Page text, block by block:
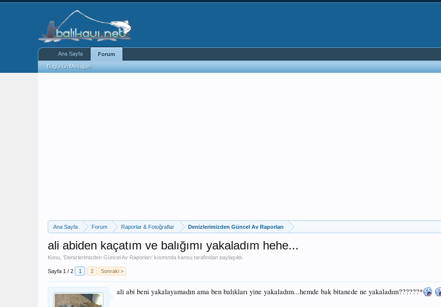
Ana Sayfa Forum Raporlar & Fotoğraflar Denizlerimizden Güncel Av Raporları
ali abiden kaçatım ve balığımı yakaladım hehe...
Konu, 'Denizlerimizden Güncel Av Raporları' kısmında kansu tarafından paylaşıldı.
Sayfa 1 / 2 1 2 Sonraki >
ali abi beni yakalayamadın ama ben balıkları yine yakaladım...hemde bak bitanede ne yakaladım??????*
Ana Sayfa Forum
Bugünün Mesajları